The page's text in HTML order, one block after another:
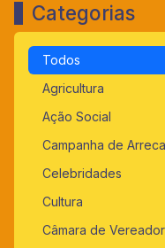
Categorias
Todos
Agricultura
Ação Social
Campanha de
Celebridades
Cultura
Câmara de